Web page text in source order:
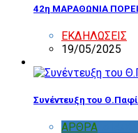
42η ΜΑΡΑΘΩΝΙΑ
ΕΚΔΗΛΩΣΕΙΣ
19/05/2025
Συνέντευξη του
ΑΡΘΡΑ